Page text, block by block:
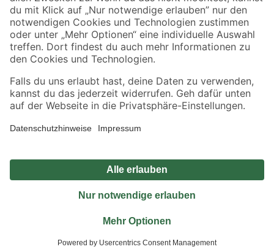
Jetzt die toom-App herunterladen
Alle Preisangaben in EUR inkl. gesetzl. MwSt.. Die dargestellten Angebote sind unter
Umständen nicht in allen Märkten verfügbar. Die angegebenen Verfügbarkeiten beziehen
Produkte nur solange der Vorrat reicht.
*Paketversand ab 59 € versandkostenfrei, gilt nicht für Artikel mit Speditionsversand, hier
Privatsphäre Impressum
Nutzungsbedingungen
Widerrufsrecht
Vertrag widerrufen
© 2026 toom Baumarkt GmbH